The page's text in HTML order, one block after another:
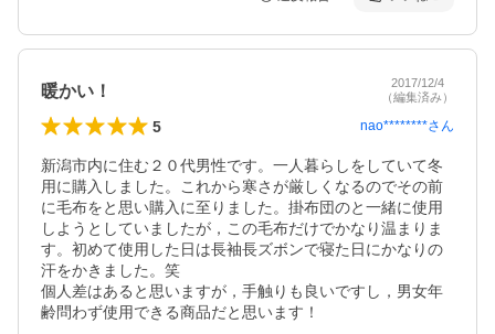
暖かい！
2017/12/4
（編集済み）
5 nao********さん
新潟市内に住む２０代男性です。一人暮らしをしていて冬
用に購入しました。これから寒さが厳しくなるのでその前
に毛布をと思い購入に至りました。掛布団のと一緒に使用
しようとしていましたが，この毛布だけでかなり温まりま
す。初めて使用した日は長袖長ズボンで寝た日にかなりの
汗をかきました。笑
個人差はあると思いますが，手触りも良いですし，男女年
齢問わず使用できる商品だと思います！